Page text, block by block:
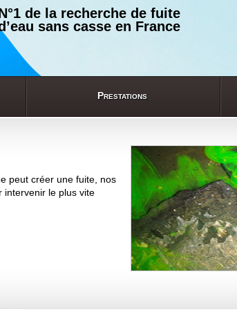
de la recherche de fuite
sans casse en France
Prestations
peut créer une fuite, nos
intervenir le plus vite